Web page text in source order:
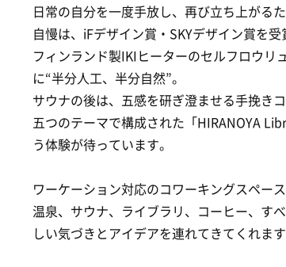
日常の自分を一度手放し、再び立ち上がる
自慢は、iFデザイン賞・SKYデザイン賞を受
フィンランド製IKIヒーターのセルフロウリ
に“半分人工、半分自然”。
サウナの後は、五感を研ぎ澄ませる手挽き
五つのテーマで構成された「HIRANOYA
う体験が待っています。
ワーケーション対応のコワーキングスペース
温泉、サウナ、ライブラリ、コーヒー、す
しい気づきとアイデアを連れてきてくれます